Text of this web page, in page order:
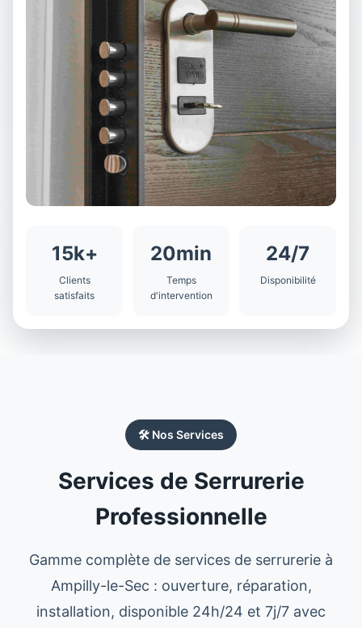
15k+
Clients
satisfaits
20min
Temps
d'intervention
24/7
Disponibilité
🛠️ Nos Services
Services de Serrurerie
Professionnelle
Gamme complète de services de serrurerie à
Ampilly-le-Sec : ouverture, réparation,
installation, disponible 24h/24 et 7j/7 avec